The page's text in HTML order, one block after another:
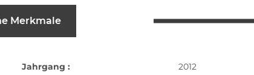
Merkmale
Jahrgang : 2012